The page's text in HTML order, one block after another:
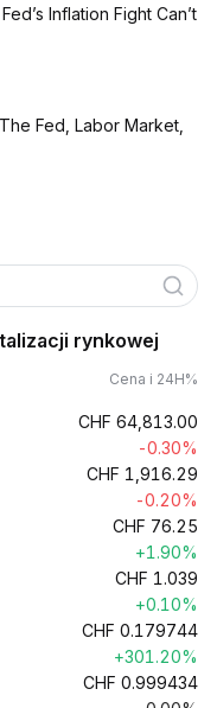
Inflation Fight Can’t
Fed, Labor Market,
rynkowej
Cena i 24H%
CHF 64,813.00
-0.30%
CHF 1,916.29
-0.20%
CHF 76.25
+1.90%
CHF 1.039
+0.10%
CHF 0.179744
+301.20%
CHF 0.999434